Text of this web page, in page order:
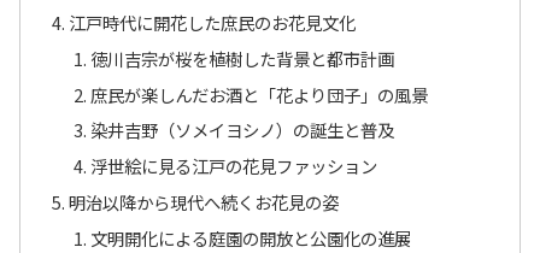
江戸時代に開花した庶民のお花見文化
徳川吉宗が桜を植樹した背景と都市計画
庶民が楽しんだお酒と「花より団子」の風景
染井吉野（ソメイヨシノ）の誕生と普及
浮世絵に見る江戸の花見ファッション
明治以降から現代へ続くお花見の姿
文明開化による庭園の開放と公園化の進展